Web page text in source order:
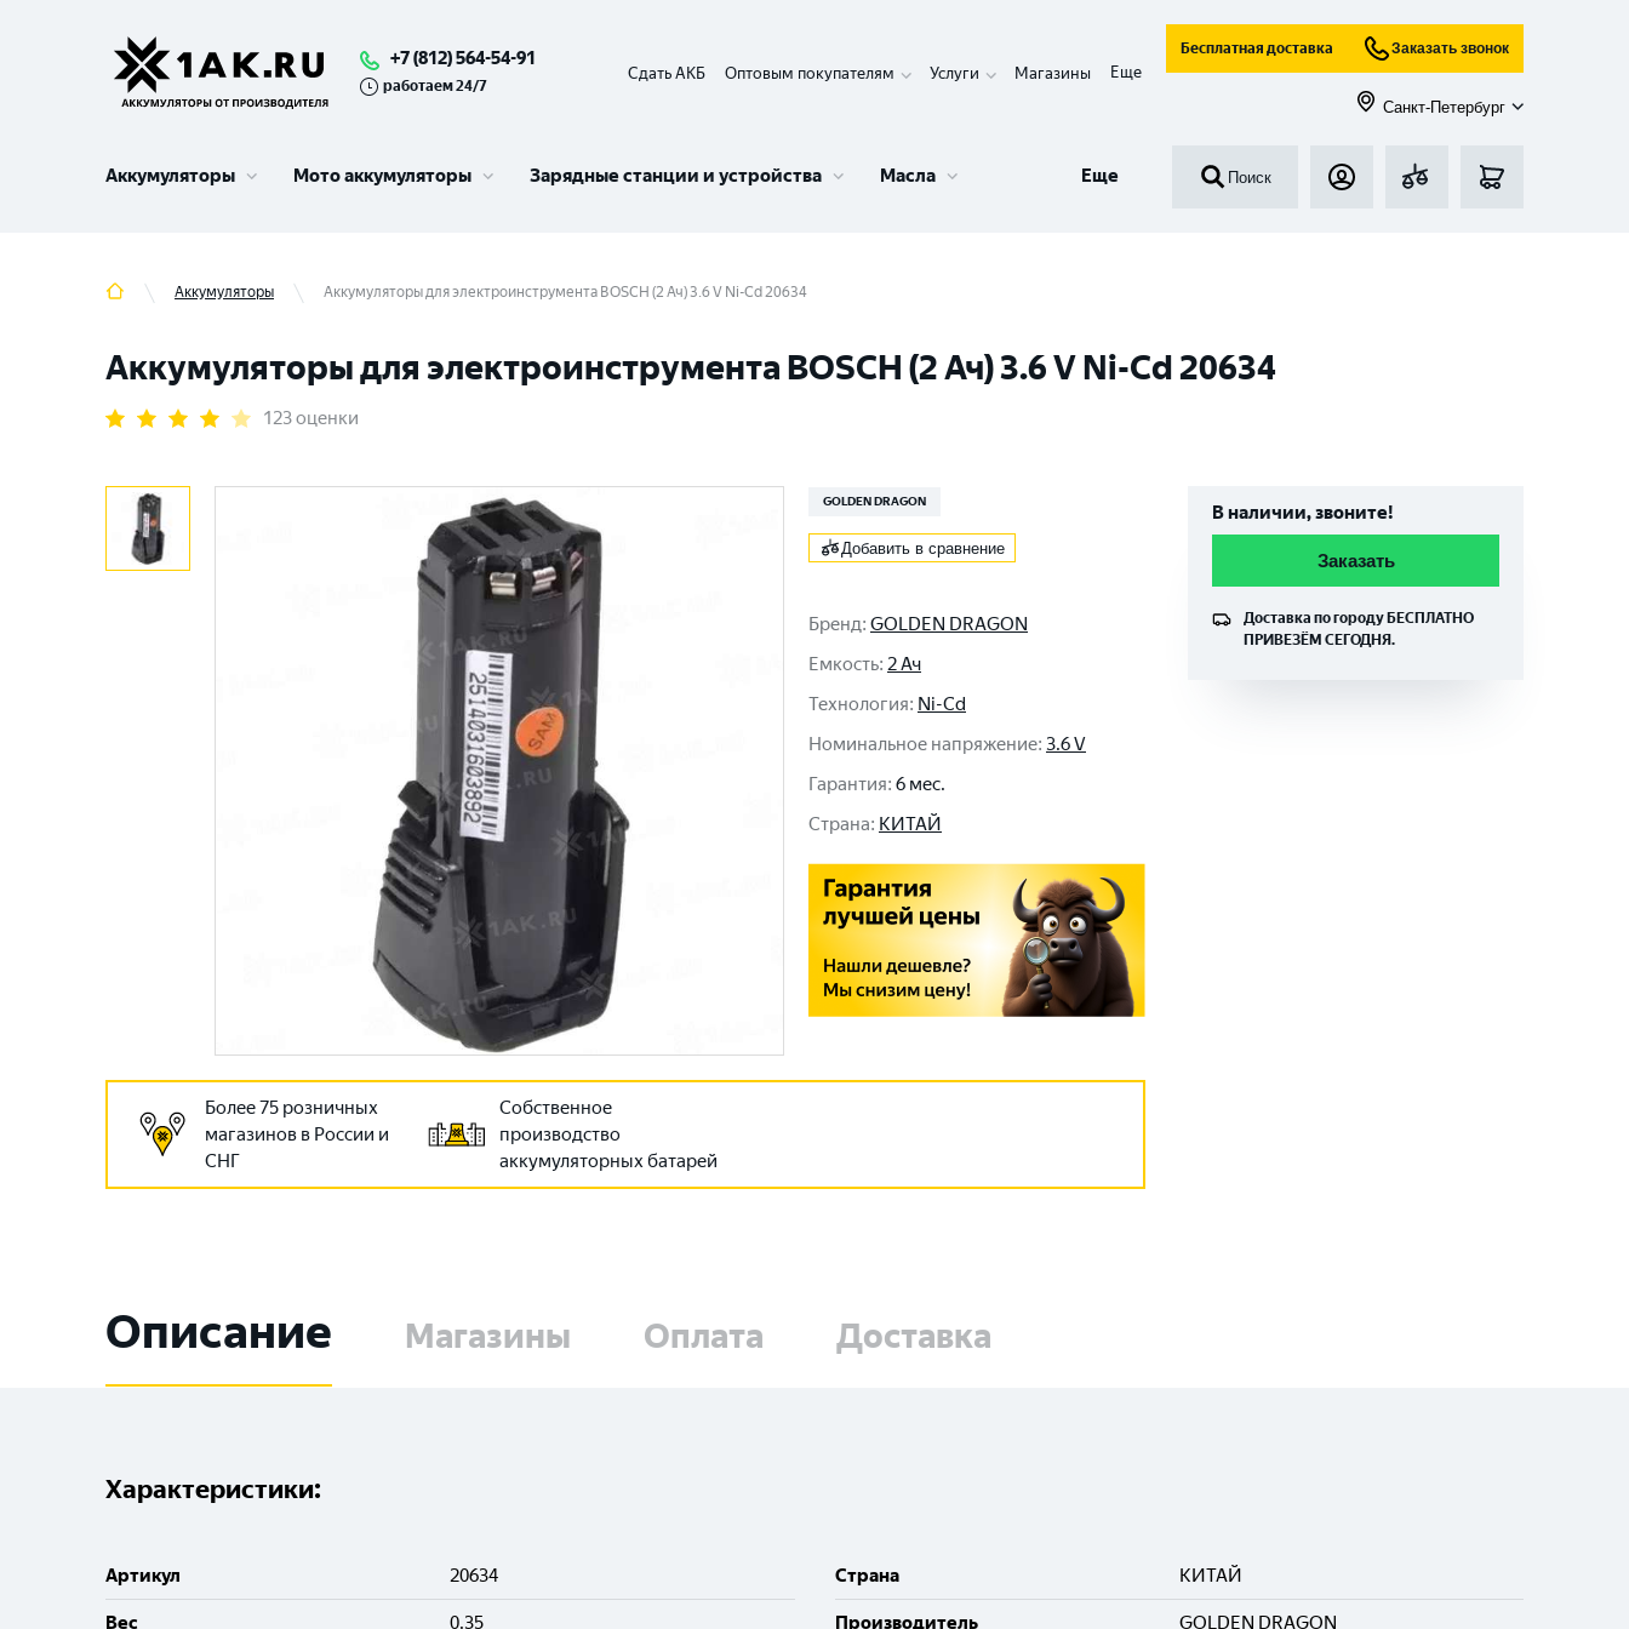
+7 (812) 564-54-91
работаем 24/7
Сдать АКБ Оптовым покупателям Услуги Магазины Еще
Бесплатная доставка Заказать звонок
Санкт-Петербург
Аккумуляторы Мото аккумуляторы Зарядные станции и устройства Масла Еще Поиск
Аккумуляторы Аккумуляторы для электроинструмента BOSCH (2 Ач) 3.6 V Ni-Cd 20634
Аккумуляторы для электроинструмента BOSCH (2 Ач) 3.6 V Ni-Cd 20634
123 оценки
GOLDEN DRAGON
Добавить в сравнение
Бренд: GOLDEN DRAGON
Емкость: 2 Ач
Технология: Ni-Cd
Номинальное напряжение: 3.6 V
Гарантия: 6 мес.
Cтрана: КИТАЙ
В наличии, звоните!
Заказать
Доставка по городу БЕСПЛАТНО
ПРИВЕЗЁМ СЕГОДНЯ.
Более 75 розничных
магазинов в России и
СНГ
Собственное
производство
аккумуляторных батарей
Описание Магазины Оплата Доставка
Характеристики:
Артикул 20634
Вес 0.35
Cтрана КИТАЙ
Производитель GOLDEN DRAGON